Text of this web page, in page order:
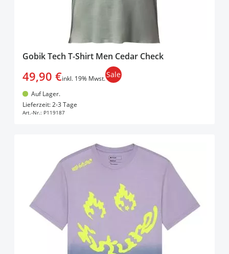
Gobik Tech T-Shirt Men Cedar Check
49,90 €inkl. 19% Mwst.Sale
Auf Lager.
Lieferzeit: 2-3 Tage
Art.-Nr.: P119187